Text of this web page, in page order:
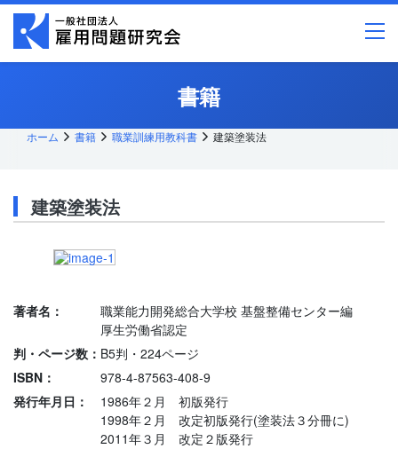
メ
ン
書籍
ホーム 書籍 職業訓練用教科書 建築塗装法
建築塗装法
著者名：
職業能力開発総合大学校 基盤整備センター編
厚生労働省認定
判・ページ数： B5判・224ページ
ISBN：
978-4-87563-408-9
発行年月日：
1986年２月 初版発行
1998年２月 改定初版発行(塗装法３分冊に)
2011年３月 改定２版発行